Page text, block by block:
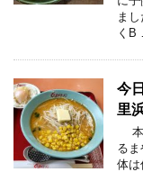
ま
くB
今
里
本
る
体は